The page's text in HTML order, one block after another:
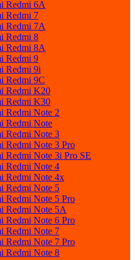
Redmi 6A
Redmi 7
Redmi 7A
Redmi 8
Redmi 8A
Redmi 9
Redmi 9i
Redmi 9C
Redmi K20
Redmi K30
Redmi Note 2
Redmi Note
Redmi Note 3
Redmi Note 3 Pro
Redmi Note 3i Pro SE
Redmi Note 4
Redmi Note 4x
Redmi Note 5
Redmi Note 5 Pro
Redmi Note 5A
Redmi Note 6 Pro
Redmi Note 7
Redmi Note 7 Pro
Redmi Note 8